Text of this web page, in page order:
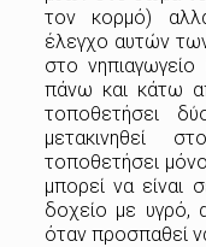
τον κορμό)
έλεγχο αυτών
στο
πάνω και κάτω
τοποθετήσει
μετακινηθεί
τοποθετήσει
μπορεί να είναι
δοχείο με υγρό,
όταν προσπαθεί